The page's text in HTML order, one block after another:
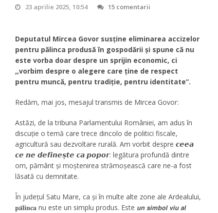
23 aprilie 2025, 10:54 15 comentarii
Deputatul Mircea Govor susține eliminarea accizelor
pentru pălinca produsă în gospodării și spune că nu
este vorba doar despre un sprijin economic, ci
,,vorbim despre o alegere care ține de respect
pentru muncă, pentru tradiție, pentru identitate”.
Redăm, mai jos, mesajul transmis de Mircea Govor:
Astăzi, de la tribuna Parlamentului României, am adus în
discuție o temă care trece dincolo de politici fiscale,
agricultură sau dezvoltare rurală. Am vorbit despre 𝙘𝙚𝙚𝙖
𝙘𝙚 𝙣𝙚 𝙙𝙚𝙛𝙞𝙣𝙚𝙨̦𝙩𝙚 𝙘𝙖 𝙥𝙤𝙥𝙤𝙧: legătura profundă dintre
om, pământ și moștenirea strămoșească care ne-a fost
lăsată cu demnitate.
În județul Satu Mare, ca și în multe alte zone ale Ardealului,
𝐩𝐚̆𝐥𝐢𝐧𝐜𝐚 nu este un simplu produs. Este 𝙪𝙣 𝙨𝙞𝙢𝙗𝙤𝙡 𝙫𝙞𝙪 𝙖𝙡